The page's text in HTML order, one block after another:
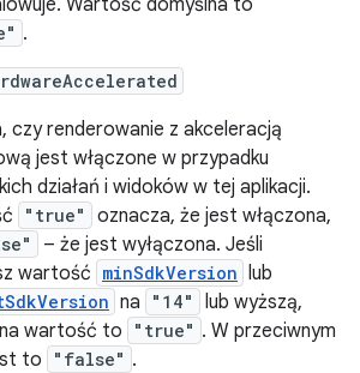
Wartość domyślna to
.
czy renderowanie z akceleracją
jest włączone w przypadku
działań i widoków w tej aplikacji.
"true"
oznacza, że jest włączona,
– że jest wyłączona. Jeśli
wartość minSdkVersion lub
na "14"
lub wyższą,
wartość to
"true" . W przeciwnym
to
"false" .